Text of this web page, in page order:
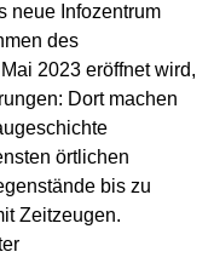
neue Infozentrum
des
2023 eröffnet wird,
Dort machen
örtlichen
bis zu
Zeitzeugen.